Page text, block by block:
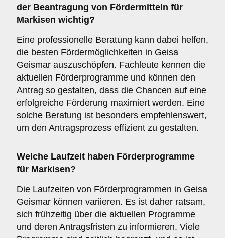
der Beantragung von Fördermitteln für
Markisen wichtig?
Eine professionelle Beratung kann dabei helfen,
die besten Fördermöglichkeiten in Geisa
Geismar auszuschöpfen. Fachleute kennen die
aktuellen Förderprogramme und können den
Antrag so gestalten, dass die Chancen auf eine
erfolgreiche Förderung maximiert werden. Eine
solche Beratung ist besonders empfehlenswert,
um den Antragsprozess effizient zu gestalten.
Welche Laufzeit haben Förderprogramme
für Markisen?
Die Laufzeiten von Förderprogrammen in Geisa
Geismar können variieren. Es ist daher ratsam,
sich frühzeitig über die aktuellen Programme
und deren Antragsfristen zu informieren. Viele